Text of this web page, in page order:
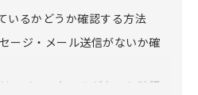
るかどうか確認する方法
ージ・メール送信がないか確
のインストールがないか確認